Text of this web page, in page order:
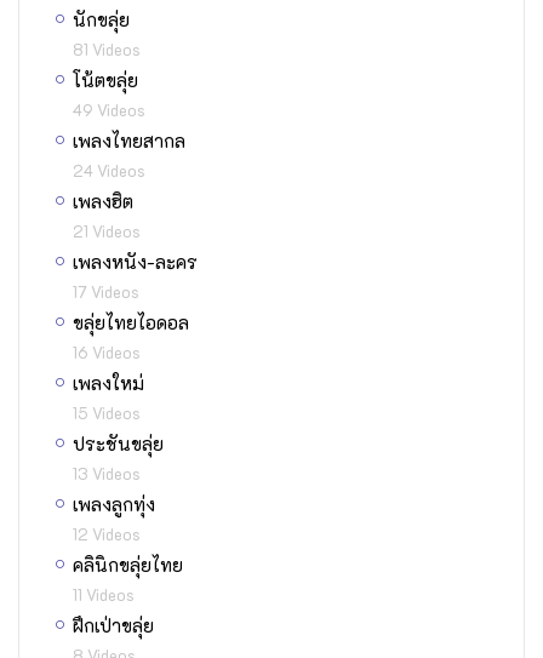
นักขลุ่ย
81 Videos
โน้ตขลุ่ย
49 Videos
เพลงไทยสากล
24 Videos
เพลงฮิต
21 Videos
เพลงหนัง-ละคร
17 Videos
ขลุ่ยไทยไอดอล
16 Videos
เพลงใหม่
15 Videos
ประชันขลุ่ย
13 Videos
เพลงลูกทุ่ง
12 Videos
คลินิกขลุ่ยไทย
11 Videos
ฝึกเป่าขลุ่ย